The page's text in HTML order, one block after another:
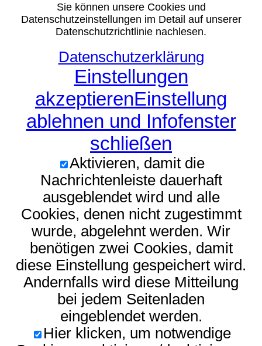
Sie können unsere Cookies und
Datenschutzeinstellungen im Detail auf unserer
Datenschutzrichtlinie nachlesen.
Datenschutzerklärung
Einstellungen
akzeptierenEinstellung
ablehnen und Infofenster
schließen
Aktivieren, damit die
Nachrichtenleiste dauerhaft
ausgeblendet wird und alle
Cookies, denen nicht zugestimmt
wurde, abgelehnt werden. Wir
benötigen zwei Cookies, damit
diese Einstellung gespeichert wird.
Andernfalls wird diese Mitteilung
bei jedem Seitenladen
eingeblendet werden.
Hier klicken, um notwendige